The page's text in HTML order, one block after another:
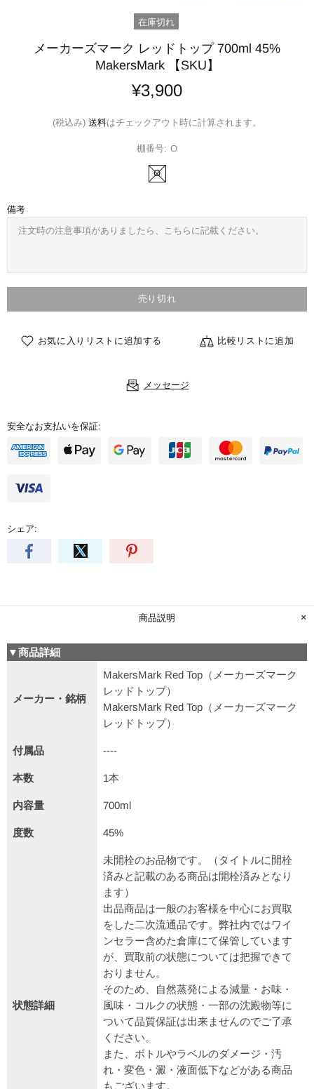
在庫切れ
メーカーズマーク レッドトップ 700ml 45%
MakersMark 【SKU】
¥3,900
(税込み) 送料はチェックアウト時に計算されます。
棚番号: O
O
備考
売り切れ
お気に入りリストに追加する 比較リストに追加
メッセージ
安全なお支払いを保証:
シェア:
商品説明
▼商品詳細
メーカー・銘柄
MakersMark Red Top（メーカーズマーク
レッドトップ）
MakersMark Red Top（メーカーズマーク
レッドトップ）
付属品 ----
本数 1本
内容量 700ml
度数 45%
状態詳細
未開栓のお品物です。（タイトルに開栓
済みと記載のある商品は開栓済みとなり
ます）
出品商品は一般のお客様を中心にお買取
をした二次流通品です。弊社内ではワイ
ンセラー含めた倉庫にて保管しています
が、買取前の状態については把握できて
おりません。
そのため、自然蒸発による減量・お味・
風味・コルクの状態・一部の沈殿物等に
ついて品質保証は出来ませんのでご了承
ください。
また、ボトルやラベルのダメージ・汚
れ・変色・澱・液面低下などがある商品
もございます。